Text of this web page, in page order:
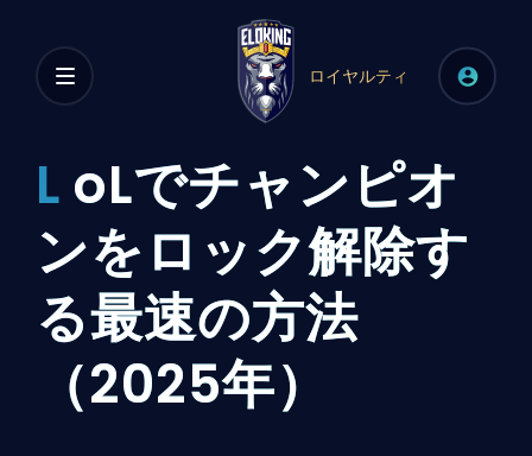
ロイヤルティ
L oLでチャンピオ
ンをロック解除す
る最速の方法
（2025年）